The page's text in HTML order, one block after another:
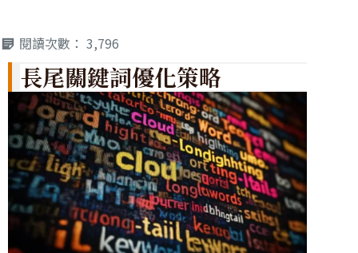
閱讀次數： 3,796
長尾關鍵詞優化策略